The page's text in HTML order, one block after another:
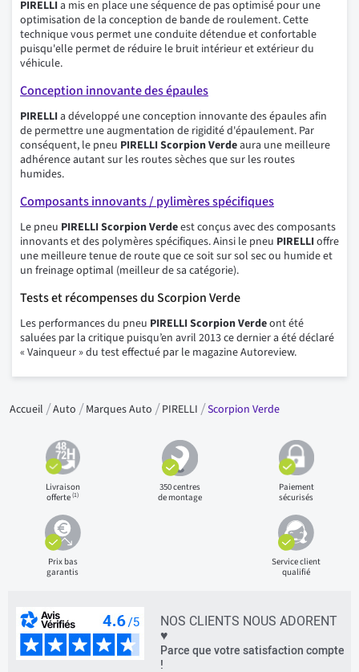
PIRELLIa mis en place une séquence de pas optimisé pour une
optimisation de la conception de bande de roulement. Cette
technique vous permet une conduite détendue et confortable
puisqu'elle permet de réduire le bruit intérieur et extérieur du
véhicule.
Conception innovante des épaules
PIRELLIa développé une conception innovante des épaules afin
de permettre une augmentation de rigidité d'épaulement. Par
conséquent, le pneu PIRELLI Scorpion Verdeaura une meilleure
adhérence autant sur les routes sèches que sur les routes
humides.
Composants innovants / pylimères spécifiques
Le pneu PIRELLI Scorpion Verdeest conçus avec des composants
innovants et des polymères spécifiques. Ainsi le pneu PIRELLIoffre
une meilleure tenue de route que ce soit sur sol sec ou humide et
un freinage optimal (meilleur de sa catégorie).
Tests et récompenses du Scorpion Verde
Les performances du pneu PIRELLI Scorpion Verdeont été
saluées par la critique puisqu’en avril 2013 ce dernier a été déclaré
« Vainqueur » du test effectué par le magazine Autoreview.
Accueil Auto Marques Auto PIRELLI Scorpion Verde
Livraison
offerte(1)
350 centres
de montage
Paiement
sécurisés
Prix bas
garantis
Service client
qualifié
NOS CLIENTS NOUS ADORENT
♥
Parce que votre satisfaction compte
!